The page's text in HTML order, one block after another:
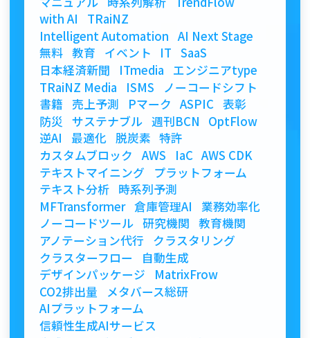
with AI
TRaiNZ
Intelligent Automation AI Next Stage
無料 教育 イベント IT SaaS
日本経済新聞
ITmedia
エンジニアtype
TRaiNZ Media
ISMS
ノーコードシフト
書籍
売上予測 Pマーク ASPIC 表彰
防災 サステナブル 週刊BCN
OptFlow
逆AI
最適化 脱炭素 特許
カスタムブロック
AWS IaC AWS CDK
テキストマイニング
プラットフォーム
テキスト分析 時系列予測
MFTransformer 倉庫管理AI
業務効率化
ノーコードツール 研究機関 教育機関
アノテーション代行
クラスタリング
クラスターフロー
自動生成
デザインパッケージ
MatrixFrow
CO2排出量
メタバース総研
AIプラットフォーム
信頼性生成AIサービス